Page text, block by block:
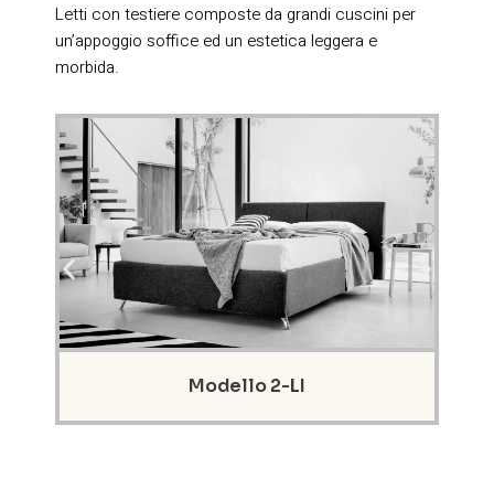
Letti con testiere composte da grandi cuscini per
un’appoggio soffice ed un estetica leggera e
morbida.
Codice: AUR-RIG
Modello 2-LI